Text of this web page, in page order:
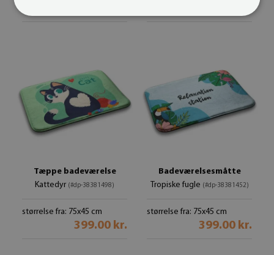
Tæppe badeværelse
Kattedyr (#dp-38381498)
størrelse fra: 75x45 cm
399.00 kr.
Badeværelsesmåtte
Tropiske fugle (#dp-38381452)
størrelse fra: 75x45 cm
399.00 kr.